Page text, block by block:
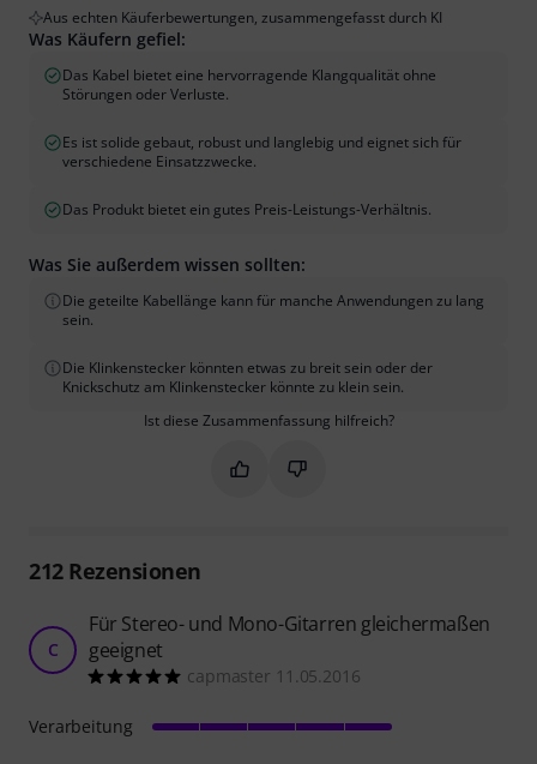
Aus echten Käuferbewertungen, zusammengefasst durch KI
Was Käufern gefiel:
Das Kabel bietet eine hervorragende Klangqualität ohne
Störungen oder Verluste.
Es ist solide gebaut, robust und langlebig und eignet sich für
verschiedene Einsatzzwecke.
Das Produkt bietet ein gutes Preis-Leistungs-Verhältnis.
Was Sie außerdem wissen sollten:
Die geteilte Kabellänge kann für manche Anwendungen zu lang
sein.
Die Klinkenstecker könnten etwas zu breit sein oder der
Knickschutz am Klinkenstecker könnte zu klein sein.
Ist diese Zusammenfassung hilfreich?
Markieren Sie diese
Markieren Sie diese
212Rezensionen
C
Für Stereo- und Mono-Gitarren gleichermaßen
geeignet
capmaster 11.05.2016
Verarbeitung